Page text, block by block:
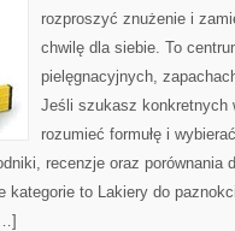
rozproszyć znużenie i
chwilę dla siebie. To
pielęgnacyjnych,
Jeśli szukasz konkretnych
rozumieć formułę i
recenzje oraz porównania
kategorie to Lakiery do